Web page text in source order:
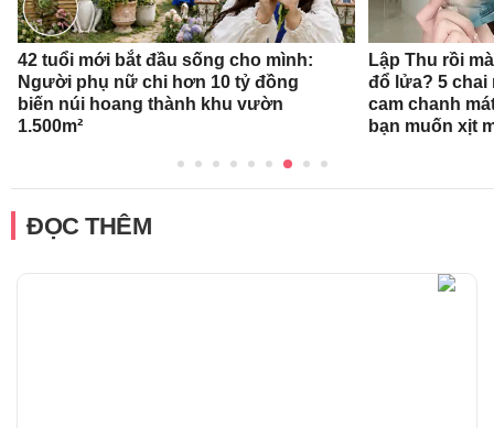
42 tuổi mới bắt đầu sống cho mình:
Người phụ nữ chi hơn 10 tỷ đồng
biến núi hoang thành khu vườn
1.500m²
Lập Thu rồi
đổ lửa? 5
cam chanh
bạn muốn xịt
ĐỌC THÊM